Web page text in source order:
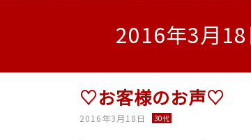
2016年3月
♡お客様のお声♡
2016年3月18日 30代